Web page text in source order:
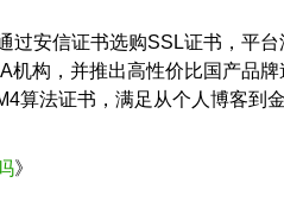
过安信证书选购SSL证书，平
机构，并推出高性价比国产品
算法证书，满足从个人博客到
》